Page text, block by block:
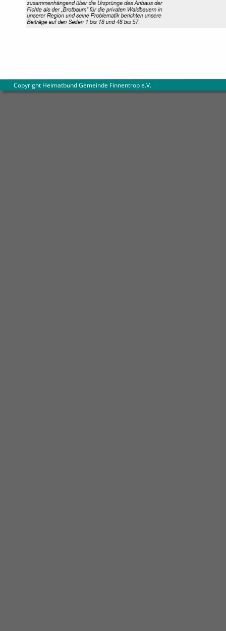
        Copyright Heimatbund Gemeinde Finnentrop e.V
.